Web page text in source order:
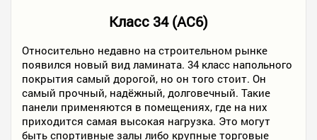
Класс 34 (AC6)
Относительно недавно на строительном рынке
появился новый вид ламината. 34 класс напольного
покрытия самый дорогой, но он того стоит. Он
самый прочный, надёжный, долговечный. Такие
панели применяются в помещениях, где на них
приходится самая высокая нагрузка. Это могут
быть спортивные залы либо крупные торговые